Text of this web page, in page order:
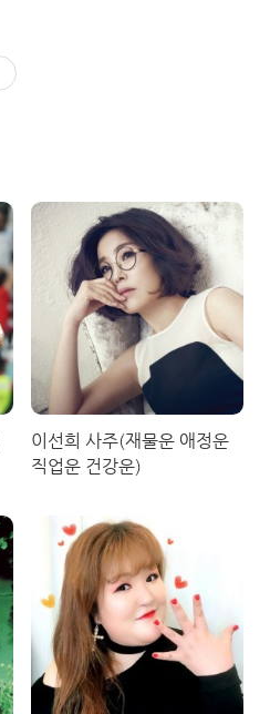
이선희 사주(재물운 애정운
직업운 건강운)